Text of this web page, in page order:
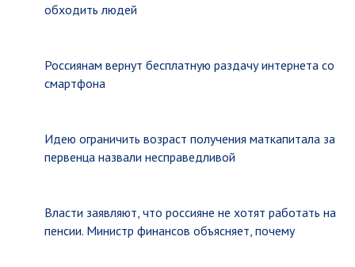
обходить людей
Россиянам вернут бесплатную раздачу интернета со
смартфона
Идею ограничить возраст получения маткапитала за
первенца назвали несправедливой
Власти заявляют, что россияне не хотят работать на
пенсии. Министр финансов объясняет, почему